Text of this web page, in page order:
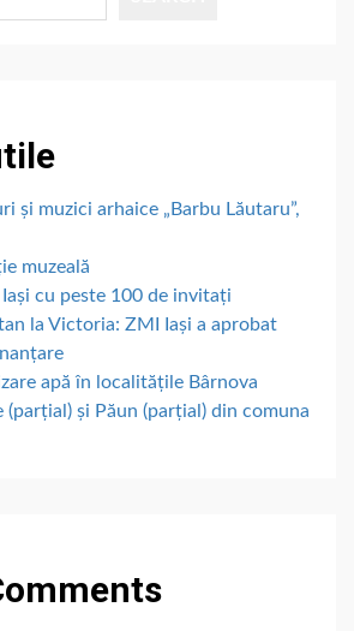
și muzici arhaice „Barbu Lăutaru”,
muzeală
cu peste 100 de invitați
la Victoria: ZMI Iași a aprobat
apă în localitățile Bârnova
(parțial) și Păun (parțial) din comuna